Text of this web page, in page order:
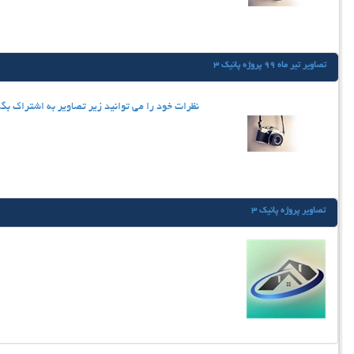
تصاویر تیر ماه 99 پروژه پانیک 3
نظرات خود را می توانید زیر تصاویر به اشتراک
تصاویر پروژه پانیک 3